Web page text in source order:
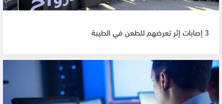
3 إصابات إثر تعرضهم للطعن في الطيبة